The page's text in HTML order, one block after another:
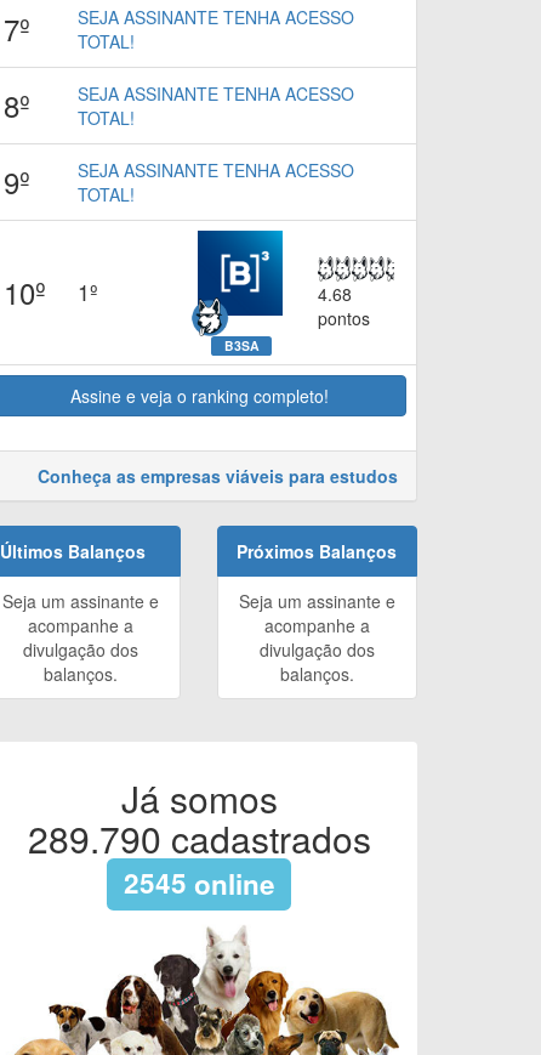
7º
SEJA ASSINANTE TENHA ACESSO
TOTAL!
8º
SEJA ASSINANTE TENHA ACESSO
TOTAL!
9º
SEJA ASSINANTE TENHA ACESSO
TOTAL!
10º 1º
B3SA
4.68
pontos
Assine e veja o ranking completo!
Conheça as empresas viáveis para estudos
Últimos Balanços
Seja um assinante e
acompanhe a
divulgação dos
balanços.
Próximos Balanços
Seja um assinante e
acompanhe a
divulgação dos
balanços.
Já somos
289.790 cadastrados
2545 online